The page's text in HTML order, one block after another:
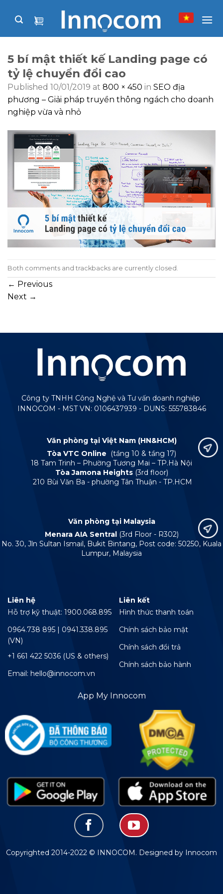
5 bí mật thiết kế Landing page có
tỷ lệ chuyển đổi cao
Published 10/01/2019 at 800 × 450 in SEO địa
phương – Giải pháp truyền thông ngách cho doanh
nghiệp vừa và nhỏ
Both comments and trackbacks are currently closed.
← Previous
Next →
Công ty TNHH Công Nghệ và Tư vấn doanh nghiệp
INNOCOM - MST VN: 0106437939 - DUNS: 555783846
Văn phòng tại Việt Nam (HN&HCM)
Tòa VTC Online
(tầng 10 & tầng 17)
18 Tam Trinh – Phường Tương Mai – TP.Hà Nội
Tòa Jamona Heights (3rd floor)
210 Bùi Văn Ba - phường Tân Thuận - TP.HCM
Văn phòng tại Malaysia
Menara AIA Sentral (3rd Floor - R302)
No. 30, Jln Sultan Ismail, Bukit Bintang, Post code: 50250, Kuala
Lumpur, Malaysia
Liên hệ
Hỗ trợ kỹ thuật: 1900.068.895
0964.738 895 | 0941.338.895
(VN)
+1 661 422 5036 (US & others)
Email: hello@innocom.vn
Liên kết
Hình thức thanh toán
Chính sách bảo mật
Chính sách đổi trả
Chính sách bảo hành
App My Innocom
Copyrighted 2014-2022 © INNOCOM. Designed by Innocom